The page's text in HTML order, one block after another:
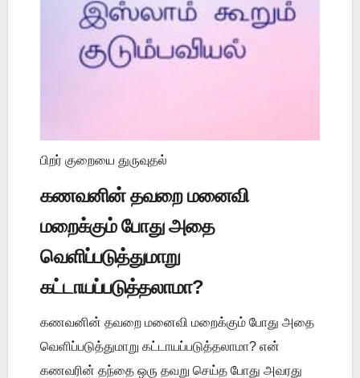
பிறர் குறையை துருவுதல்
கணவனின் தவறை மனைவி
மறைக்கும் போது அதை
வெளிப்படுத்துமாறு
கட்டாயப்படுத்தலாமா?
கணவனின் தவறை மனைவி மறைக்கும் போது அதை
வெளிப்படுத்துமாறு கட்டாயப்படுத்தலாமா? என்
கணவரின் தந்தை ஒரு தவறு செய்த போது அவரது